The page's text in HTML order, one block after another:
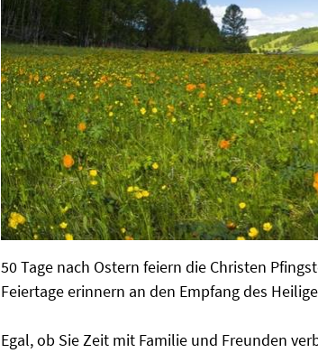
50 Tage nach Ostern feiern die Christen
Feiertage erinnern an den Empfang des
Egal, ob Sie Zeit mit Familie und Freunden